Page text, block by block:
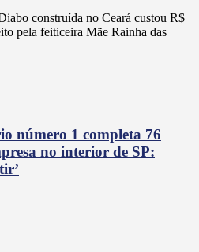
construída no Ceará custou R$
pela feiticeira Mãe Rainha das
número 1 completa 76
no interior de SP: